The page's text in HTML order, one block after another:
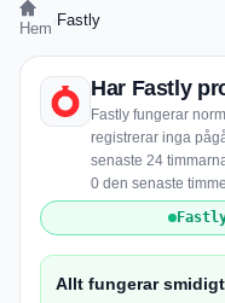
Hem Fastly
Har Fastly
Fastly fungerar
registrerar inga
senaste 24
0 den senaste
Allt fungerar